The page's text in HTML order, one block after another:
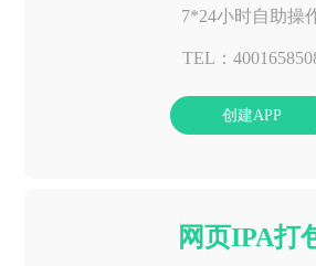
7*24小时自助操
TEL：
创建APP
网页IPA打